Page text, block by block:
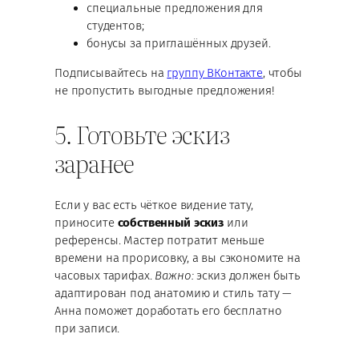
специальные предложения для
студентов;
бонусы за приглашённых друзей.
Подписывайтесь на группу ВКонтакте, чтобы
не пропустить выгодные предложения!
5. Готовьте эскиз
заранее
Если у вас есть чёткое видение тату,
приносите собственный эскизили
референсы. Мастер потратит меньше
времени на прорисовку, а вы сэкономите на
часовых тарифах. Важно:эскиз должен быть
адаптирован под анатомию и стиль тату —
Анна поможет доработать его бесплатно
при записи.